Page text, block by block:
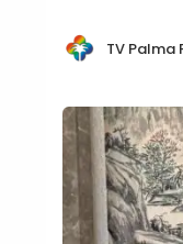
TV Palma